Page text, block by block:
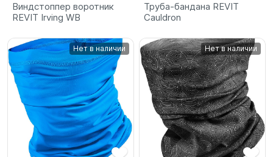
Виндстоппер воротник
REVIT Irving WB
Труба-бандана REVIT
Cauldron
Нет в наличии Нет в наличии